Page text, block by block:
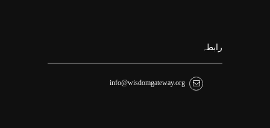
رابطہ
info@wisdomgateway.org